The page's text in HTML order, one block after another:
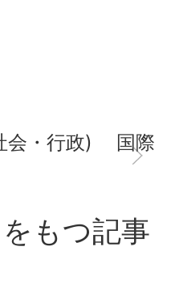
会・行政) 国際
をもつ記事